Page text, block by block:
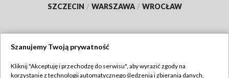
SZCZECIN / WARSZAWA / WROCŁAW
Szanujemy Twoją prywatność
Kliknij "Akceptuję i przechodzę do serwisu", aby wyrazić zgody na
korzystanie z technologii automatycznego śledzenia i zbierania danych,